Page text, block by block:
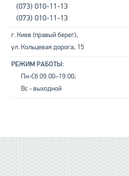
(073) 010-11-13
(073) 010-11-13
г. Киев (правый берег),
ул. Кольцевая дорога, 15
РЕЖИМ РАБОТЫ:
Пн-Сб 09:00–19:00;
Вс - выходной